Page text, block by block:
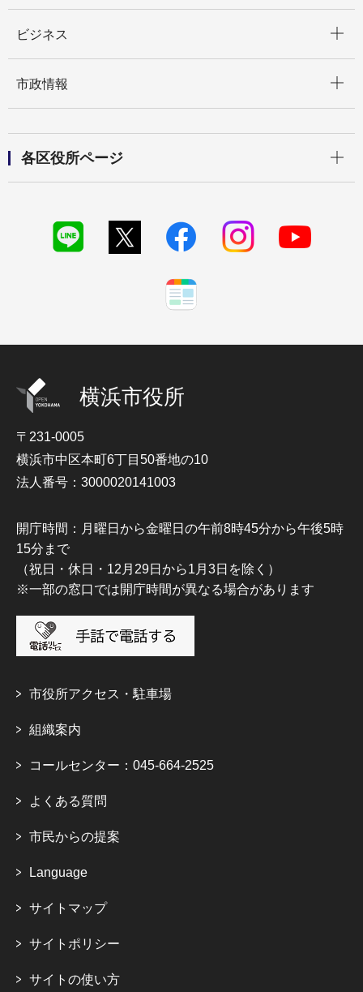
ビジネス
市政情報
各区役所ページ
横浜市役所
〒231-0005
横浜市中区本町6丁目50番地の10
法人番号：3000020141003
開庁時間：月曜日から金曜日の午前8時45分から午後5時
15分まで
（祝日・休日・12月29日から1月3日を除く）
※一部の窓口では開庁時間が異なる場合があります
市役所アクセス・駐車場
組織案内
コールセンター：045-664-2525
よくある質問
市民からの提案
Language
サイトマップ
サイトポリシー
サイトの使い方